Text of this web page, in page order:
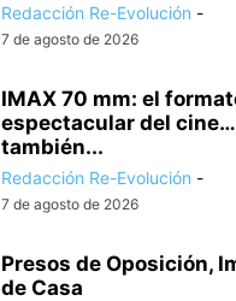
Redacción Re-Evolución -
7 de agosto de 2026
IMAX 70 mm: el
espectacular del
también...
Redacción Re-Evolución -
7 de agosto de 2026
Presos de Oposición,
de Casa